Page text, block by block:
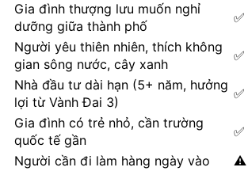
Gia đình thượng lưu muốn nghỉ
dưỡng giữa thành phố
Người yêu thiên nhiên, thích không
gian sông nước, cây xanh
Nhà đầu tư dài hạn (5+ năm, hưởng
lợi từ Vành Đai 3)
Gia đình có trẻ nhỏ, cần trường
quốc tế gần
Người cần đi làm hàng ngày vào
⚠️